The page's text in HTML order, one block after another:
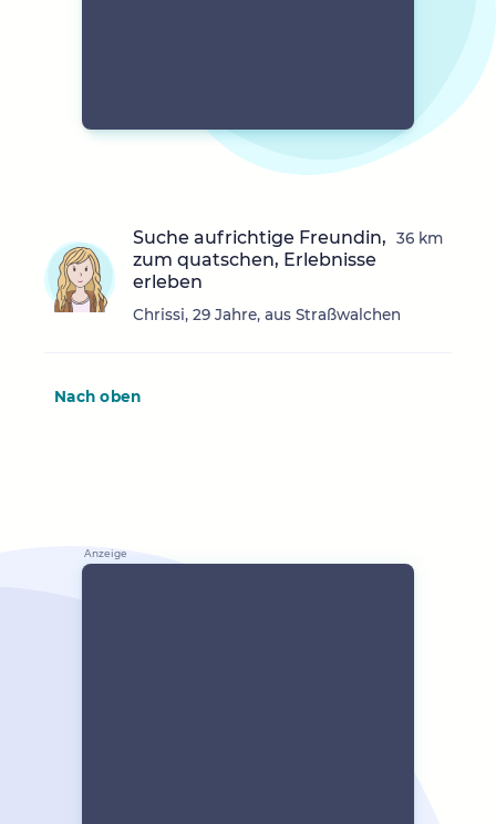
Suche aufrichtige Freundin,
zum quatschen, Erlebnisse
erleben
Chrissi, 29 Jahre, aus Straßwalchen
36 km
Nach oben